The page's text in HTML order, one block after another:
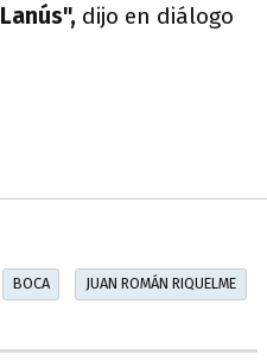
Lanús", dijo en diálogo
BOCA JUAN ROMÁN RIQUELME